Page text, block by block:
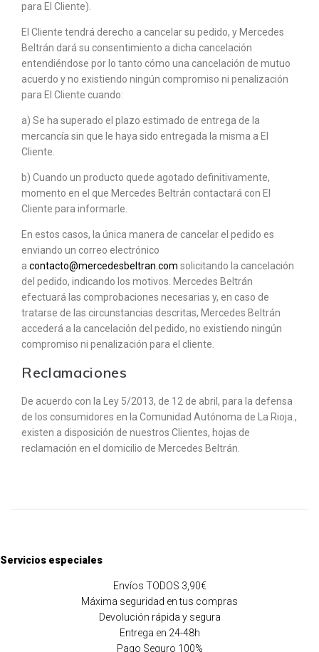
para El Cliente).
El Cliente tendrá derecho a cancelar su pedido, y Mercedes
Beltrán dará su consentimiento a dicha cancelación
entendiéndose por lo tanto cómo una cancelación de mutuo
acuerdo y no existiendo ningún compromiso ni penalización
para El Cliente cuando:
a) Se ha superado el plazo estimado de entrega de la
mercancía sin que le haya sido entregada la misma a El
Cliente.
b) Cuando un producto quede agotado definitivamente,
momento en el que Mercedes Beltrán contactará con El
Cliente para informarle.
En estos casos, la única manera de cancelar el pedido es
enviando un correo electrónico
a contacto@mercedesbeltran.com solicitando la cancelación
del pedido, indicando los motivos. Mercedes Beltrán
efectuará las comprobaciones necesarias y, en caso de
tratarse de las circunstancias descritas, Mercedes Beltrán
accederá a la cancelación del pedido, no existiendo ningún
compromiso ni penalización para el cliente.
Reclamaciones
De acuerdo con la Ley 5/2013, de 12 de abril, para la defensa
de los consumidores en la Comunidad Autónoma de La Rioja.,
existen a disposición de nuestros Clientes, hojas de
reclamación en el domicilio de Mercedes Beltrán.
Servicios especiales
Envíos TODOS 3,90€
Máxima seguridad en tus compras
Devolución rápida y segura
Entrega en 24-48h
Pago Seguro 100%